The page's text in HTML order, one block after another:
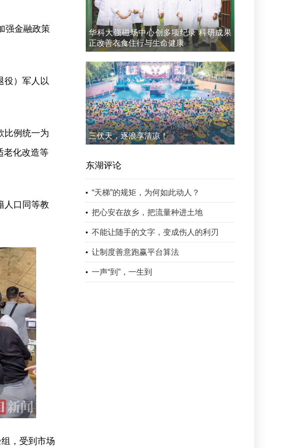
强金融政策
役）军人以
比例统一为
老化改造等
人口同等教
，受到市场
华科大强磁场中心创多项纪录 科研成果
正改善衣食住行与生命健康
三伏天，逐浪享清凉！
东湖评论
“天梯”的规矩，为何如此动人？
把心安在故乡，把流量种进土地
不能让随手的文字，变成伤人的利刃
让制度善意跑赢平台算法
一声“到”，一生到